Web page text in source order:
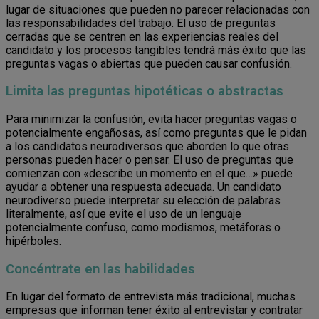
lugar de situaciones que pueden no parecer relacionadas con
las responsabilidades del trabajo. El uso de preguntas
cerradas que se centren en las experiencias reales del
candidato y los procesos tangibles tendrá más éxito que las
preguntas vagas o abiertas que pueden causar confusión.
Limita las preguntas hipotéticas o abstractas
Para minimizar la confusión, evita hacer preguntas vagas o
potencialmente engañosas, así como preguntas que le pidan
a los candidatos neurodiversos que aborden lo que otras
personas pueden hacer o pensar. El uso de preguntas que
comienzan con «describe un momento en el que…» puede
ayudar a obtener una respuesta adecuada. Un candidato
neurodiverso puede interpretar su elección de palabras
literalmente, así que evite el uso de un lenguaje
potencialmente confuso, como modismos, metáforas o
hipérboles.
Concéntrate en las habilidades
En lugar del formato de entrevista más tradicional, muchas
empresas que informan tener éxito al entrevistar y contratar